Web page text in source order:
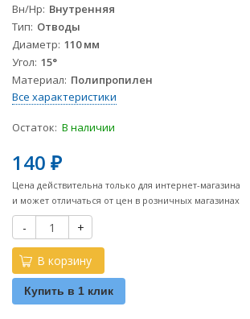
Вн/Нр Внутренняя
Тип Отводы
Диаметр 110 мм
Угол 15°
Материал Полипропилен
Все характеристики
Остаток: В наличии
140 ₽
Цена действительна только для интернет-магазина
и может отличаться от цен в розничных магазинах
- +
В корзину
Купить в 1 клик